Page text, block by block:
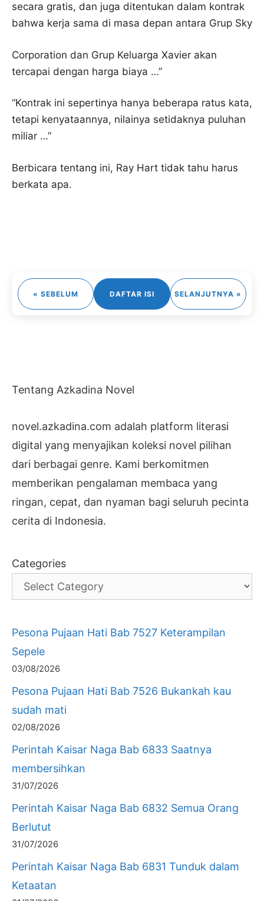
secara gratis, dan juga ditentukan dalam kontrak
bahwa kerja sama di masa depan antara Grup Sky
Corporation dan Grup Keluarga Xavier akan
tercapai dengan harga biaya …”
“Kontrak ini sepertinya hanya beberapa ratus kata,
tetapi kenyataannya, nilainya setidaknya puluhan
miliar …”
Berbicara tentang ini, Ray Hart tidak tahu harus
berkata apa.
« SEBELUM DAFTAR ISI SELANJUTNYA »
Tentang Azkadina Novel
novel.azkadina.com adalah platform literasi
digital yang menyajikan koleksi novel pilihan
dari berbagai genre. Kami berkomitmen
memberikan pengalaman membaca yang
ringan, cepat, dan nyaman bagi seluruh pecinta
cerita di Indonesia.
Categories
Pesona Pujaan Hati Bab 7527 Keterampilan
Sepele
03/08/2026
Pesona Pujaan Hati Bab 7526 Bukankah kau
sudah mati
02/08/2026
Perintah Kaisar Naga Bab 6833 Saatnya
membersihkan
31/07/2026
Perintah Kaisar Naga Bab 6832 Semua Orang
Berlutut
31/07/2026
Perintah Kaisar Naga Bab 6831 Tunduk dalam
Ketaatan